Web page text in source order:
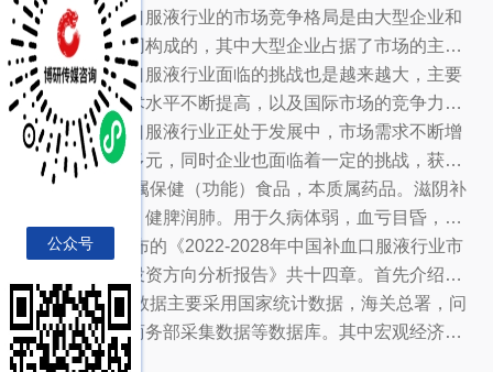
成为一个投资的热点。
内的大型生物制药企业为主，这些大
型企业主要集中在浙江省，其中有一
些也在全国范围内发展，如浙江大
冶，浙江华大，浙江药明康德等。也
有一些小型生物制药企业，如江苏股
份，江苏华胜，江苏新宝等，这些企
业主要以小规模的生产和销售为主，
主要是中小型企业。
中国补血口服液行业的市场竞争格局是由大型企业和
中小型企业共同构成的，其中大型企业占据了市场的主导
地位，具有较强的市场占有率，而中小型企业则以较低的
生产成本为主，以小规模的生产经营为主，主要面向小众
市场，具有较强的市场竞争力。
中国补血口服液行业面临的挑战也是越来越大，主要
是由于国内技术水平不断提高，以及国际市场的竞争力，
使得企业面临着技术创新和产品升级的挑战，在竞争中不
断提升产品的质量和品牌形象，以获得更多的市场份额。
中国补血口服液行业正处于发展中，市场需求不断增
加，竞争格局多元，同时企业也面临着一定的挑战，获取
更多的市场份额，保持产品质量和品牌形象，才能够更好
补血口服液属保健（功能）食品，本质属药品。滋阴补
血，补中益气，健脾润肺。用于久病体弱，血亏目昏，虚
痨咳嗽。
博研咨询发布的《2022-2028年中国补血口服液行业市
场需求分析及投资方向分析报告》共十四章。首先介绍了
补血口服液行业市场发展环境、补血口服液整体运行态势
等，接着分析了补血口服液行业市场运行的现状，然后介
绍了补血口服液市场竞争格局。随后，报告对补血口服液
本研究报告数据主要采用国家统计数据，海关总署，问
卷调查数据，商务部采集数据等数据库。其中宏观经济数
据主要来自国家统计局，部分行业统计数据主要来自国家
...
公众号